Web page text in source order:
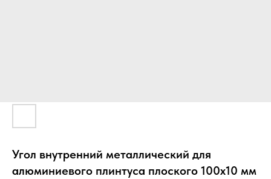
Угол внутренний металлический для
алюминиевого плинтуса плоского 100х10 мм